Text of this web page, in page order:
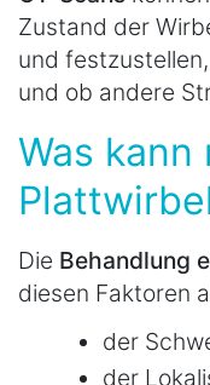
Zustand der
und
und ob andere
Was
Die Behandlung
diesen Faktoren
der
der